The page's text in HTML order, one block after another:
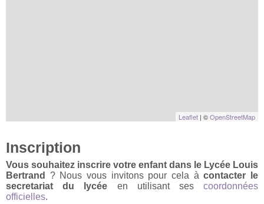
Leaflet | ©OpenStreetMap
Inscription
Vous souhaitez inscrire votre enfant dans le Lycée Louis
Bertrand
? Nous vous invitons pour cela àcontacter le
secretariat du lycée en utilisant sescoordonnées
officielles.